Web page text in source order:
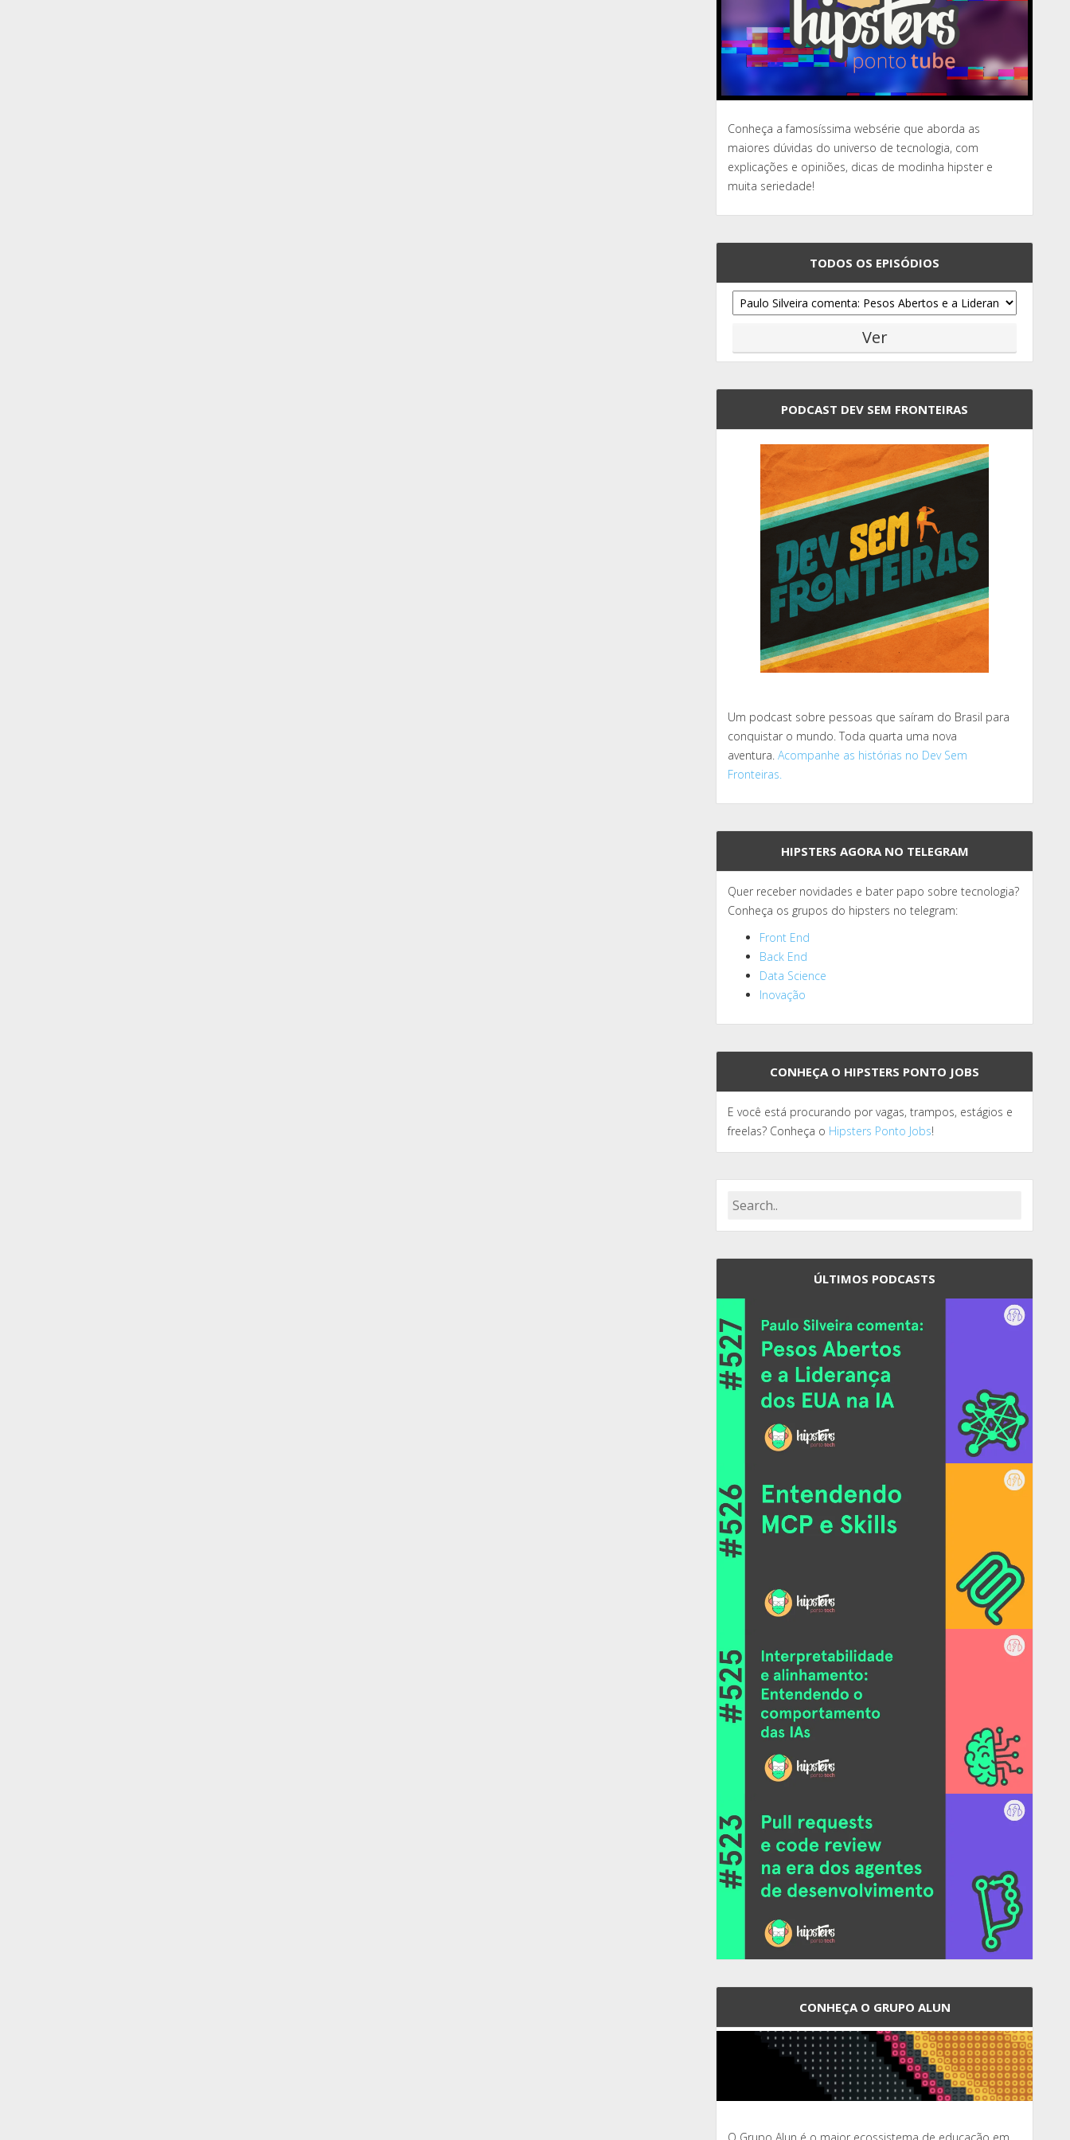
Conheça a famosíssima websérie que aborda as
maiores dúvidas do universo de tecnologia, com
explicações e opiniões, dicas de modinha hipster e
muita seriedade!
TODOS OS EPISÓDIOS
PODCAST DEV SEM FRONTEIRAS
Um podcast sobre pessoas que saíram do Brasil para
conquistar o mundo. Toda quarta uma nova
aventura.Acompanhe as histórias no Dev Sem
Fronteiras.
HIPSTERS AGORA NO TELEGRAM
Quer receber novidades e bater papo sobre tecnologia?
Conheça os grupos do hipsters no telegram:
Front End
Back End
Data Science
Inovação
CONHEÇA O HIPSTERS PONTO JOBS
E você está procurando por vagas, trampos, estágios e
freelas? Conheça o Hipsters Ponto Jobs!
ÚLTIMOS PODCASTS
CONHEÇA O GRUPO ALUN
O Grupo Alun é o maior ecossistema de educação em